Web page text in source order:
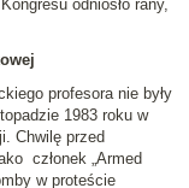
odniosło rany,
profesora nie były
1983 roku w
Chwilę przed
członek „Armed
w proteście